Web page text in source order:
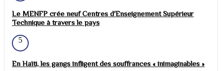
Le MENFP crée neuf Centres d'Enseignement Supérieur
Technique à travers le pays
5
En Haïti, les gangs infligent des souffrances « inimaginables »